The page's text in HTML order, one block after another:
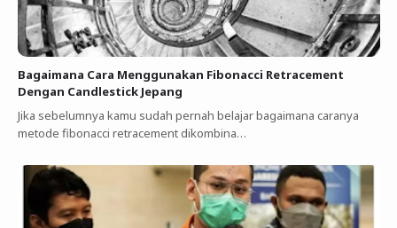
Bagaimana Cara Menggunakan Fibonacci Retracement
Dengan Candlestick Jepang
Jika sebelumnya kamu sudah pernah belajar bagaimana caranya
metode fibonacci retracement dikombina…